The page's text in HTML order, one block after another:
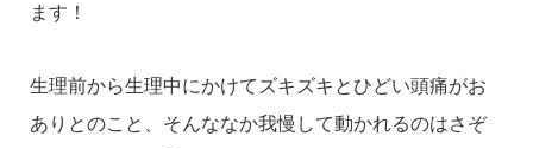
ます！
生理前から生理中にかけてズキズキとひどい頭痛がお
ありとのこと、そんななか我慢して動かれるのはさぞ